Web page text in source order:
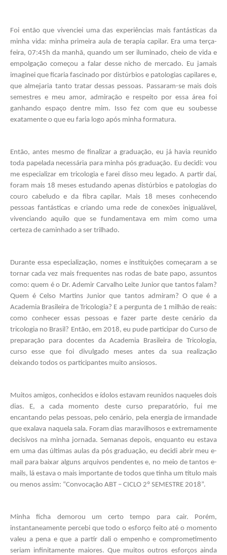
Foi então que vivenciei uma das experiências mais fantásticas da
minha vida: minha primeira aula de terapia capilar. Era uma terça-
feira, 07:45h da manhã, quando um ser iluminado, cheio de vida e
empolgação começou a falar desse nicho de mercado. Eu jamais
imaginei que ficaria fascinado por distúrbios e patologias capilares e,
que almejaria tanto tratar dessas pessoas. Passaram-se mais dois
semestres e meu amor, admiração e respeito por essa área foi
ganhando espaço dentre mim. Isso fez com que eu soubesse
exatamente o que eu faria logo após minha formatura.
Então, antes mesmo de finalizar a graduação, eu já havia reunido
toda papelada necessária para minha pós graduação. Eu decidi: vou
me especializar em tricologia e farei disso meu legado. A partir daí,
foram mais 18 meses estudando apenas distúrbios e patologias do
couro cabeludo e da fibra capilar. Mais 18 meses conhecendo
pessoas fantásticas e criando uma rede de conexões inigualável,
vivenciando aquilo que se fundamentava em mim como uma
certeza de caminhado a ser trilhado.
Durante essa especialização, nomes e instituições começaram a se
tornar cada vez mais frequentes nas rodas de bate papo, assuntos
como: quem é o Dr. Ademir Carvalho Leite Junior que tantos falam?
Quem é Celso Martins Junior que tantos admiram? O que é a
Academia Brasileira de Tricologia? E a pergunta de 1 milhão de reais:
como conhecer essas pessoas e fazer parte deste cenário da
tricologia no Brasil? Então, em 2018, eu pude participar do Curso de
preparação para docentes da Academia Brasileira de Tricologia,
curso esse que foi divulgado meses antes da sua realização
deixando todos os participantes muito ansiosos.
Muitos amigos, conhecidos e ídolos estavam reunidos naqueles dois
dias. E, a cada momento deste curso preparatório, fui me
encantando pelas pessoas, pelo cenário, pela energia de irmandade
que exalava naquela sala. Foram dias maravilhosos e extremamente
decisivos na minha jornada. Semanas depois, enquanto eu estava
em uma das últimas aulas da pós graduação, eu decidi abrir meu e-
mail para baixar alguns arquivos pendentes e, no meio de tantos e-
mails, lá estava o mais importante de todos que tinha um título mais
ou menos assim: “Convocação ABT – CICLO 2º SEMESTRE 2018”.
Minha ficha demorou um certo tempo para cair. Porém,
instantaneamente percebi que todo o esforço feito até o momento
valeu a pena e que a partir dali o empenho e comprometimento
seriam infinitamente maiores. Que muitos outros esforços ainda